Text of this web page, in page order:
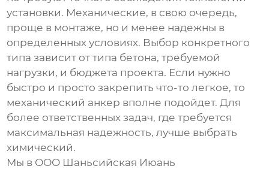
установки. Механические, в свою очередь,
проще в монтаже, но и менее надежны в
определенных условиях. Выбор конкретного
типа зависит от типа бетона, требуемой
нагрузки, и бюджета проекта. Если нужно
быстро и просто закрепить что-то легкое, то
механический анкер вполне подойдет. Для
более ответственных задач, где требуется
максимальная надежность, лучше выбрать
химический.
Мы в ООО Шаньсийская Июань